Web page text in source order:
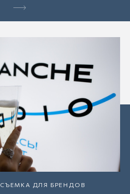
СЪЕМКА ДЛЯ БРЕНДОВ